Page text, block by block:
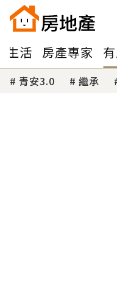
生活 房產專家
青安3.0 繼承